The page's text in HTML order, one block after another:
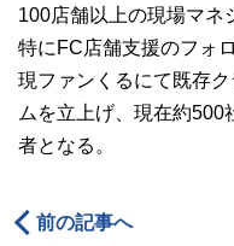
100店舗以上の現場マネ
特にFC店舗支援のフォ
現ファンくるにて既存
ムを立上げ、現在約
者となる。
前の記事へ